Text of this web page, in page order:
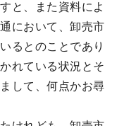
と、また資料によ
において、卸売市
るとのことであり
れている状況とそ
して、何点かお尋